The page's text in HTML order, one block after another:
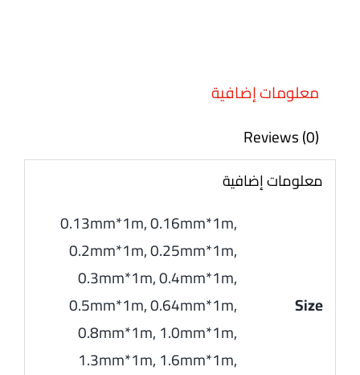
معلومات إضافية
Reviews (0)
معلومات إضافية
Size
0.13mm*1m, 0.16mm*1m,
0.2mm*1m, 0.25mm*1m,
0.3mm*1m, 0.4mm*1m,
0.5mm*1m, 0.64mm*1m,
0.8mm*1m, 1.0mm*1m,
1.3mm*1m, 1.6mm*1m,